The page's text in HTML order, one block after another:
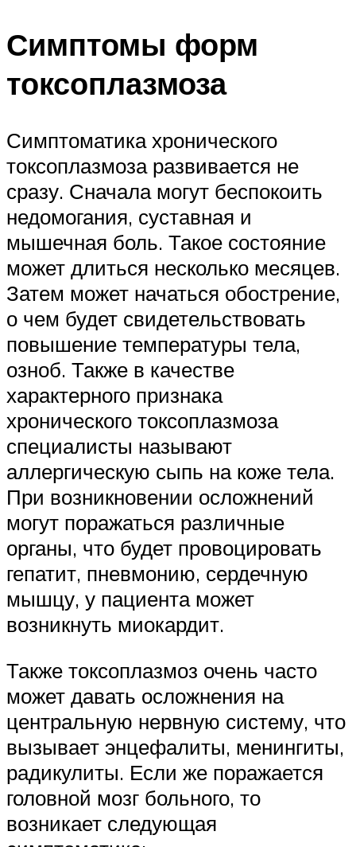
Симптомы форм
токсоплазмоза
Симптоматика хронического
токсоплазмоза развивается не
сразу. Сначала могут беспокоить
недомогания, суставная и
мышечная боль. Такое состояние
может длиться несколько месяцев.
Затем может начаться обострение,
о чем будет свидетельствовать
повышение температуры тела,
озноб. Также в качестве
характерного признака
хронического токсоплазмоза
специалисты называют
аллергическую сыпь на коже тела.
При возникновении осложнений
могут поражаться различные
органы, что будет провоцировать
гепатит, пневмонию, сердечную
мышцу, у пациента может
возникнуть миокардит.
Также токсоплазмоз очень часто
может давать осложнения на
центральную нервную систему, что
вызывает энцефалиты, менингиты,
радикулиты. Если же поражается
головной мозг больного, то
возникает следующая